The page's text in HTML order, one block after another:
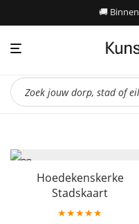
🚚 Binnen
Producten
zoeken
Hoedekenskerke
Stadskaart
★★★★★